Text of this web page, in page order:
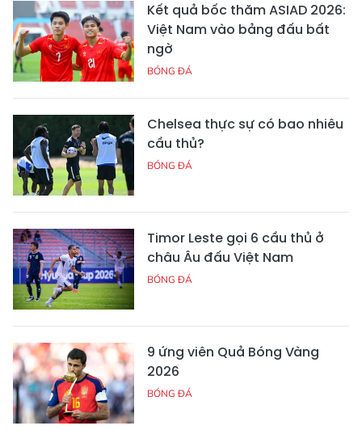
Kết quả bốc thăm ASIAD 2026:
Việt Nam vào bảng đấu bất
ngờ
BÓNG ĐÁ
Chelsea thực sự có bao nhiêu
cầu thủ?
BÓNG ĐÁ
Timor Leste gọi 6 cầu thủ ở
châu Âu đấu Việt Nam
BÓNG ĐÁ
9 ứng viên Quả Bóng Vàng
2026
BÓNG ĐÁ